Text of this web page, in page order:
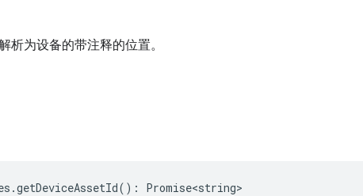
析为设备的带注释的位置。
.getDeviceAssetId() : Promise<string>